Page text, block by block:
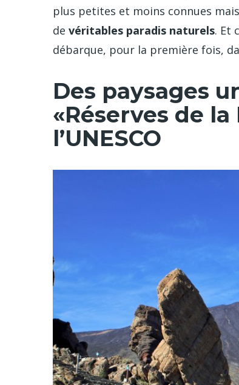
plus petites et moins connues
de véritables paradis naturels. Et
débarque, pour la première fois,
Des paysages
«Réserves de
l’UNESCO